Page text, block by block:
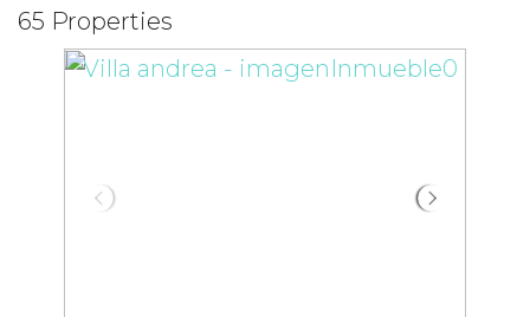
65 Properties